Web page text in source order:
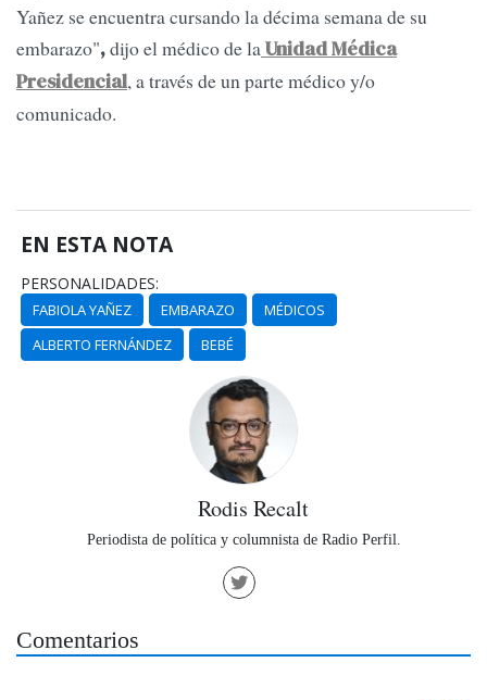
Yañez se encuentra cursando la décima semana de su
embarazo",dijo el médico de laUnidad Médica
Presidencial, a través de un parte médico y/o
comunicado.
EN ESTA NOTA
PERSONALIDADES:
FABIOLA YAÑEZ EMBARAZO
MÉDICOS
ALBERTO FERNÁNDEZ
BEBÉ
Rodis Recalt
Periodista de política y columnista de Radio Perfil.
Comentarios